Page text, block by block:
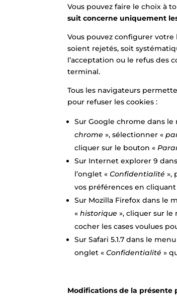
Vous pouvez faire le choix à
suit concerne uniquement
Vous pouvez configurer
soient rejetés, soit
l’acceptation ou le refus des
terminal.
Tous les navigateurs
pour refuser les cookies :
Sur Google chrome dans
chrome», sélectionner «
cliquer sur le bouton «
Sur Internet explorer 9
l’onglet «Confidentialité»,
vos préférences en
Sur Mozilla Firefox dans le
«historique», cliquer sur
cocher les cases voulues
Sur Safari 5.1.7 dans le
onglet «Confidentialité»
Modifications de la présente